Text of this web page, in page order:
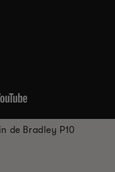
de Bradley P10